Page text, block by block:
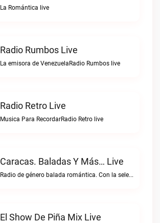
La Romántica live
Radio Rumbos Live
La emisora de VenezuelaRadio Rumbos live
Radio Retro Live
Musica Para RecordarRadio Retro live
Caracas. Baladas Y Más… Live
Radio de género balada romántica. Con la selección musical que nos gusta...Caracas. Baladas y más… live
El Show De Piña Mix Live